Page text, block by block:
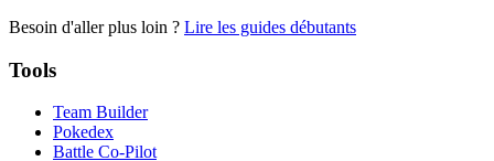
Besoin d'aller plus loin ? Lire les guides débutants
Tools
Team Builder
Pokedex
Battle Co-Pilot